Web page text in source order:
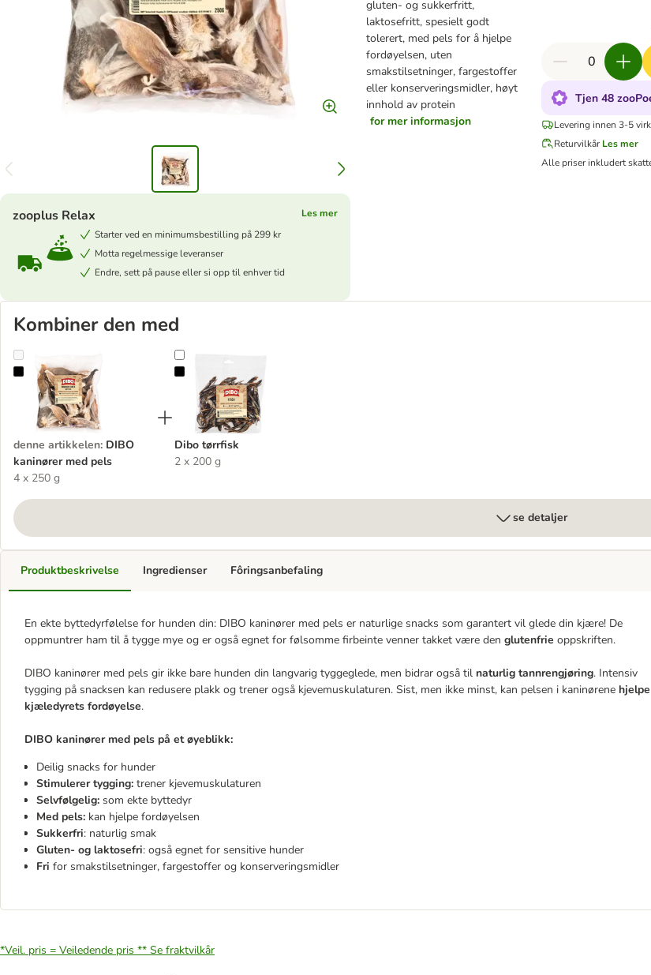
gluten- og sukkerfritt,
laktosefritt, spesielt godt
tolerert, med pels for å hjelpe
fordøyelsen, uten
smakstilsetninger, fargestoffer
eller konserveringsmidler, høyt
innhold av protein
for mer informasjon
zooplus Relax
Les mer
Starter ved en minimumsbestilling på 299 kr
Motta regelmessige leveranser
Endre, sett på pause eller si opp til enhver tid
Tjen 48
Levering innen 3-5
Returvilkår Les mer
Alle priser inkludert skatt
Kombiner den med
DIBO kaninører med pels
denne artikkelen: DIBO
kaninører med pels
4 x 250 g
Dibo tørrfisk
Dibo tørrfisk
2 x 200 g
se detaljer
Produktbeskrivelse
En ekte byttedyrfølelse for hunden din: DIBO kaninører med pels er naturlige snacks som garantert vil glede din kjære! De
oppmuntrer ham til å tygge mye og er også egnet for følsomme firbeinte venner takket være den glutenfrie oppskriften.
DIBO kaninører med pels gir ikke bare hunden din langvarig tyggeglede, men bidrar også til naturlig tannrengjøring. Intensiv
tygging på snacksen kan redusere plakk og trener også kjevemuskulaturen. Sist, men ikke minst, kan pelsen i kaninørene hjelpe
kjæledyrets fordøyelse.
DIBO kaninører med pels på et øyeblikk:
Deilig snacks for hunder
Stimulerer tygging: trener kjevemuskulaturen
Selvfølgelig: som ekte byttedyr
Med pels: kan hjelpe fordøyelsen
Sukkerfri: naturlig smak
Gluten- og laktosefri: også egnet for sensitive hunder
Fri for smakstilsetninger, fargestoffer og konserveringsmidler
Ingredienser Fôringsanbefaling
*Veil. pris = Veiledende pris ** Se fraktvilkår